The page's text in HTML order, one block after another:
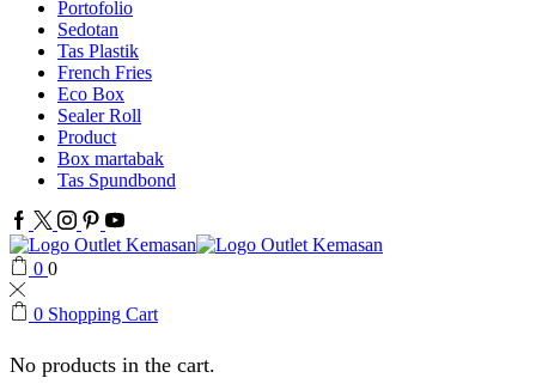
Portofolio
Sedotan
Tas Plastik
French Fries
Eco Box
Sealer Roll
Product
Box martabak
Tas Spundbond
Facebook
Twitter
Instagram
Pinterest
Youtube
0 0
0 Shopping Cart
No products in the cart.